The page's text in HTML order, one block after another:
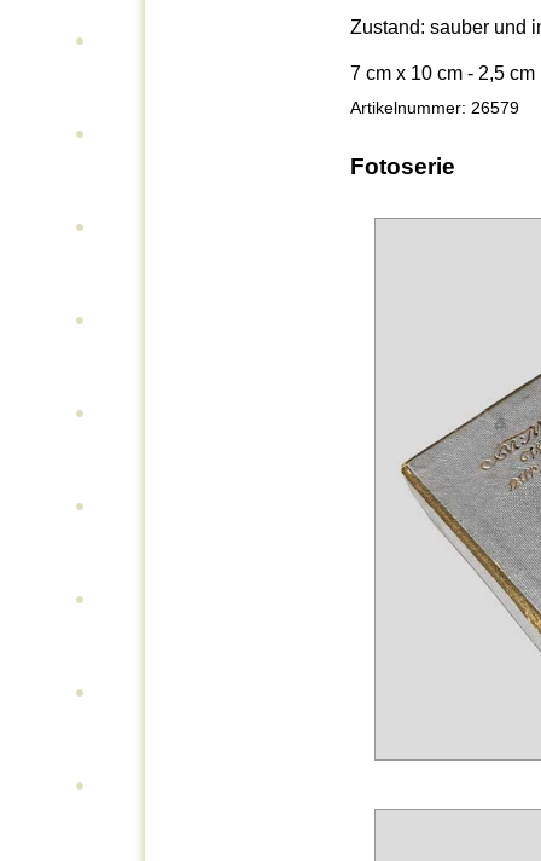
Zustand: sauber und
7 cm x 10 cm - 2,5 cm
Artikelnummer: 26579
Fotoserie